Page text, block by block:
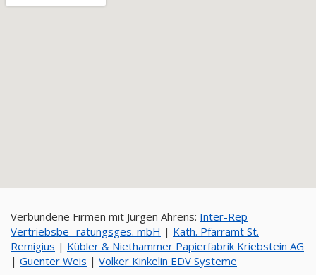
Verbundene Firmen mit Jürgen Ahrens: Inter-Rep
Vertriebsbe- ratungsges. mbH | Kath. Pfarramt St.
Remigius | Kübler & Niethammer Papierfabrik Kriebstein AG
| Guenter Weis | Volker Kinkelin EDV Systeme